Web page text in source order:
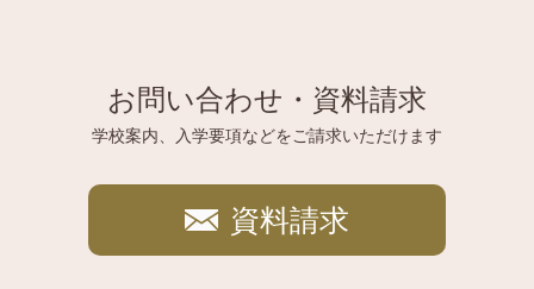
お問い合わせ・資料請求
学校案内、入学要項などをご請求いただけます
資料請求